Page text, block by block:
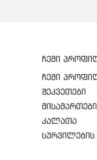
ჩემი
ჩემი
შეკვეთები
მისამართები
კალათა
სურვილების